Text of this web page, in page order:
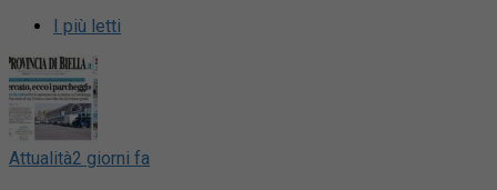
I più letti
Attualità2 giorni fa